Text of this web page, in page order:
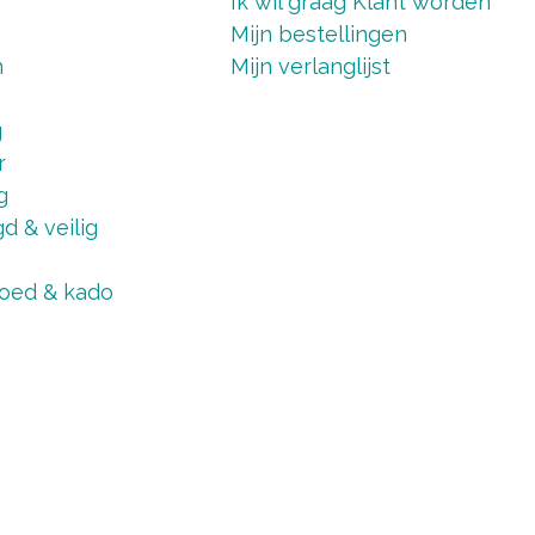
& veilig
& kado
Mijn bestellingen
Mijn verlanglijst